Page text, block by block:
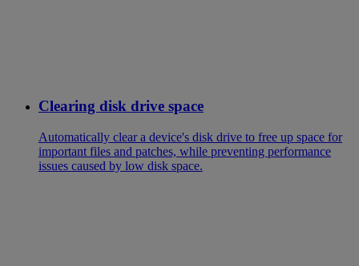
Clearing disk drive space
Automatically clear a device's disk drive to free up space for
important files and patches, while preventing performance
issues caused by low disk space.